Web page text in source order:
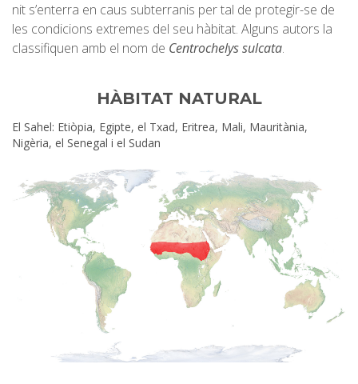
nit s’enterra en caus subterranis per tal de protegir-se de
les condicions extremes del seu hàbitat. Alguns autors la
classifiquen amb el nom de Centrochelys sulcata.
HÀBITAT NATURAL
El Sahel: Etiòpia, Egipte, el Txad, Eritrea, Mali, Mauritània,
Nigèria, el Senegal i el Sudan